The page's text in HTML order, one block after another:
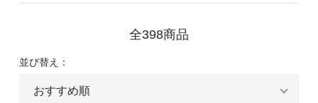
全398商品
並び替え：